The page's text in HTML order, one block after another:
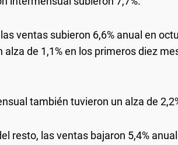
las ventas subieron 6,6% anual en
de 1,1% en los primeros diez
también tuvieron un alza de
resto, las ventas bajaron 5,4%